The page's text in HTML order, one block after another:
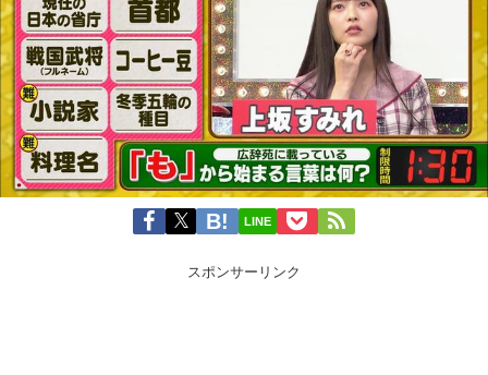
LINE
スポンサーリンク